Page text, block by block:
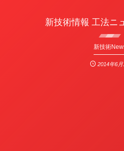
新技術情報 工法ニ
新技術
2014年6月